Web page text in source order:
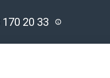
170 20 33